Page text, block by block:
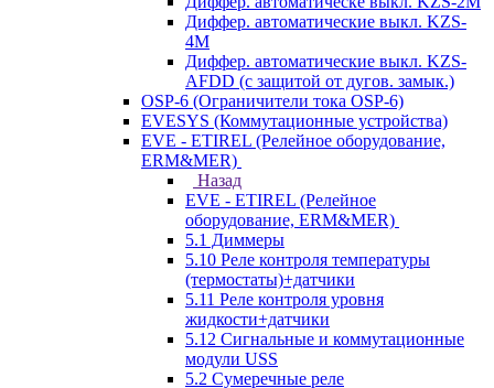
Диффер. автоматические выкл. KZS-
4M
Диффер. автоматические выкл. KZS-
AFDD (с защитой от дугов. замык.)
OSP-6 (Ограничители тока OSP-6)
EVESYS (Коммутационные устройства)
EVE - ETIREL (Релейное оборудование,
ERM&MER)
Назад
EVE - ETIREL (Релейное
оборудование, ERM&MER)
5.1 Диммеры
5.10 Реле контроля температуры
(термостаты)+датчики
5.11 Реле контроля уровня
жидкости+датчики
5.12 Сигнальные и коммутационные
модули USS
5.2 Сумеречные реле